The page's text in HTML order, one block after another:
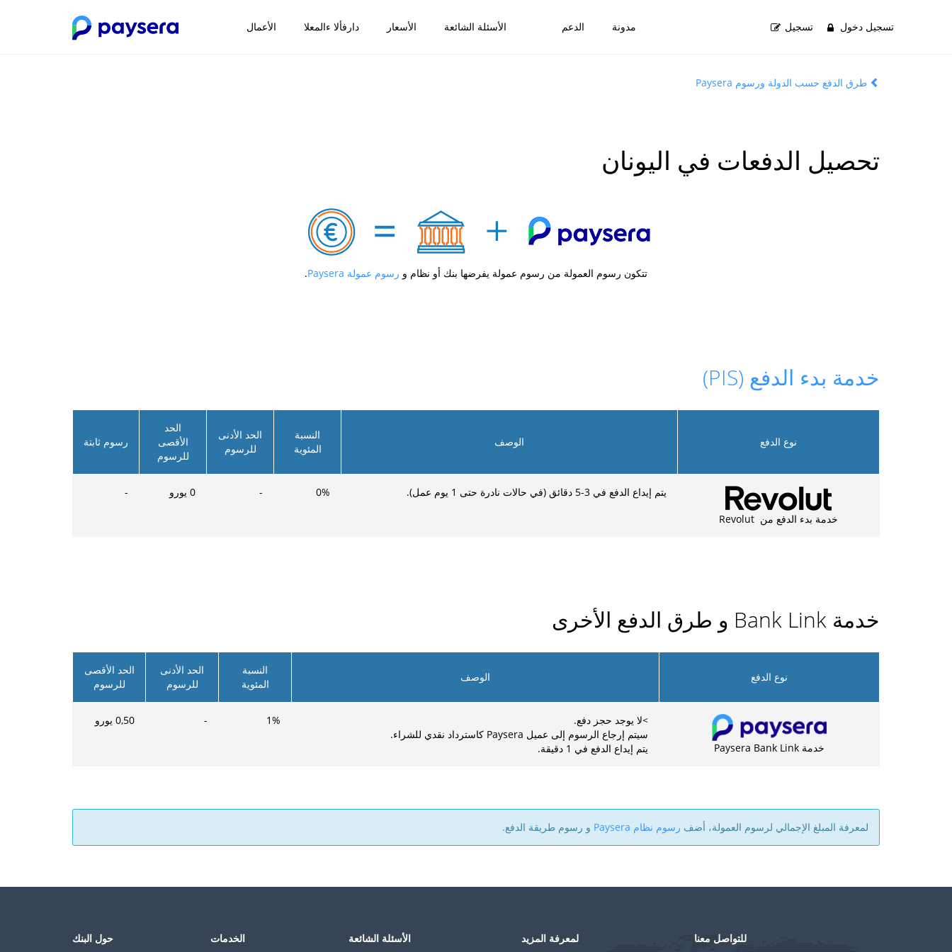
الأعمال دارفألا ءالمعلا الأسعار الأسئلة الشائعة الدعم مدونة تسجيل تسجيل دخول
طرق الدفع حسب الدولة ورسوم Paysera
تحصيل الدفعات في اليونان
تتكون رسوم العمولة من رسوم عمولة يفرضها بنك أو نظام و رسوم عمولة Paysera .
خدمة بدء الدفع (PIS)
نوع الدفع الوصف
النسبة
المئوية
الحد الأدنى
للرسوم
الحد
الأقصى
للرسوم
رسوم ثابتة
خدمة بدء الدفع من Revolut
يتم إيداع الدفع في 3-5 دقائق (في حالات نادرة حتى 1 يوم عمل). 0%
-
0 يورو -
خدمة Bank Link و طرق الدفع الأخرى
نوع الدفع الوصف
النسبة
المئوية
الحد الأدنى
للرسوم
الحد الأقصى
للرسوم
خدمة Paysera Bank Link
>لا يوجد حجز دفع.
سيتم إرجاع الرسوم إلى عميل Paysera كاسترداد نقدي للشراء.
يتم إيداع الدفع في 1 دقيقة.
1%
-
0,50 يورو
لمعرفة المبلغ الإجمالي لرسوم العمولة، أضف رسوم نظام Paysera و رسوم طريقة الدفع.
حول البنك الخدمات الأسئلة الشائعة لمعرفة المزيد للتواصل معنا